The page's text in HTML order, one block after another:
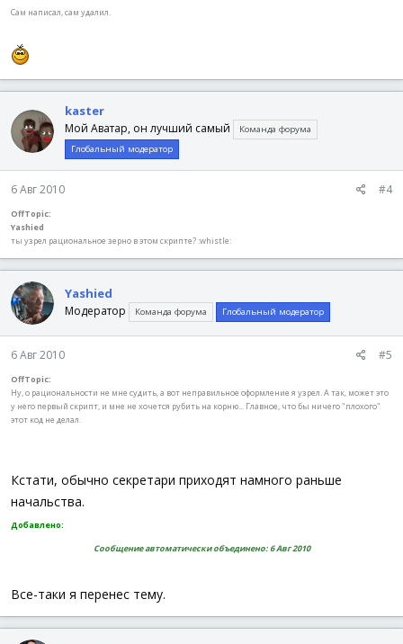
Сам написал, сам удалил.
kaster
Мой Аватар, он лучший самый
Команда форума
Глобальный модератор
6 Авг 2010 #4
OffTopic:
Yashied
ты узрел рациональное зерно в этом скрипте? :whistle:
Yashied
Модератор Команда форума Глобальный модератор
6 Авг 2010 #5
OffTopic:
Ну, о рациональности не мне судить, а вот неправильное оформление я узрел. А так, может это
у него первый скрипт, и мне не хочется рубить на корню... Главное, что бы ничего "плохого"
этот код не делал.
Кстати, обычно секретари приходят намного раньше
начальства.
Добавлено:
Сообщение автоматически объединено: 6 Авг 2010
Все-таки я перенес тему.